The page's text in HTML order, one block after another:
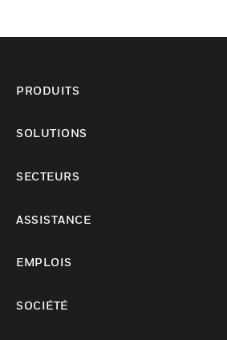
PRODUITS
SOLUTIONS
SECTEURS
ASSISTANCE
EMPLOIS
SOCIÉTÉ